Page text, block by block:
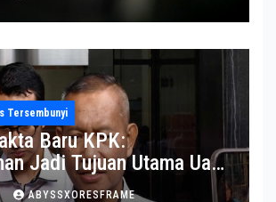
Tersembunyi
Baru KPK:
Jadi Tujuan Utama Uang
ABYSSXORESFRAME